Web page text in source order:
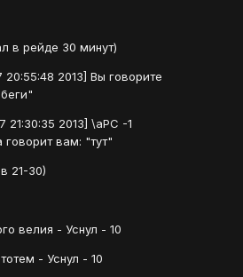
в рейде 30 минут)
20:55:48 2013] Вы говорите
21:30:35 2013] \aPC -1
вам: "тут"
21-30)
велия - Уснул - 10
- Уснул - 10